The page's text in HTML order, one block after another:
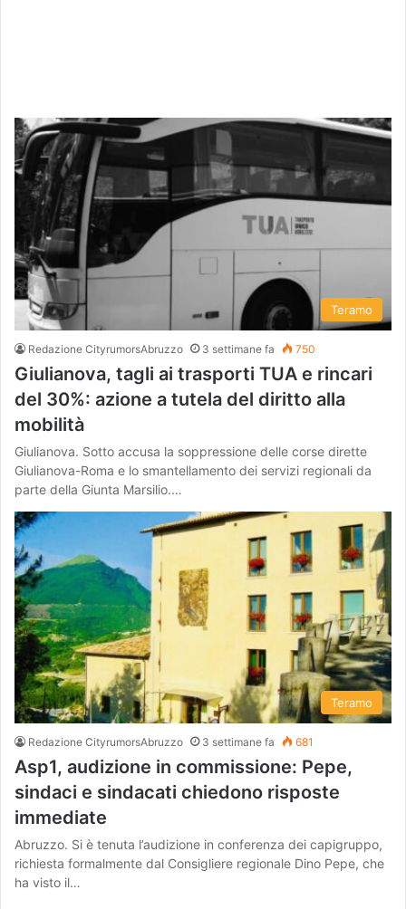
Teramo
Redazione CityrumorsAbruzzo 3 settimane fa 750
Giulianova, tagli ai trasporti TUA e rincari
del 30%: azione a tutela del diritto alla
mobilità
Giulianova. Sotto accusa la soppressione delle corse dirette
Giulianova-Roma e lo smantellamento dei servizi regionali da
parte della Giunta Marsilio.…
Teramo
Redazione CityrumorsAbruzzo 3 settimane fa 681
Asp1, audizione in commissione: Pepe,
sindaci e sindacati chiedono risposte
immediate
Abruzzo. Si è tenuta l’audizione in conferenza dei capigruppo,
richiesta formalmente dal Consigliere regionale Dino Pepe, che
ha visto il…